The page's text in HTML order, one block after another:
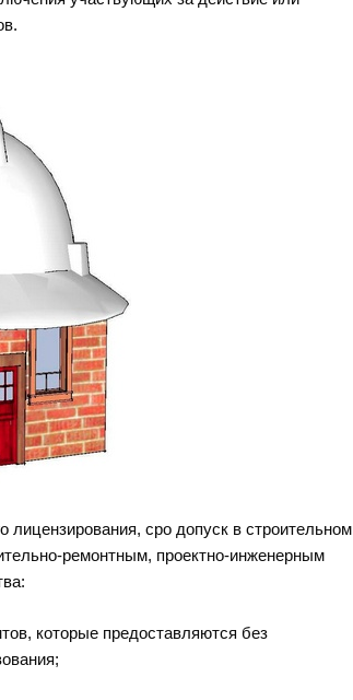
лицензирования, сро допуск в строительном
ремонтным, проектно-инженерным
которые предоставляются без